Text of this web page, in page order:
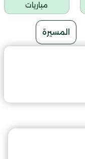
مباريات
المسيرة